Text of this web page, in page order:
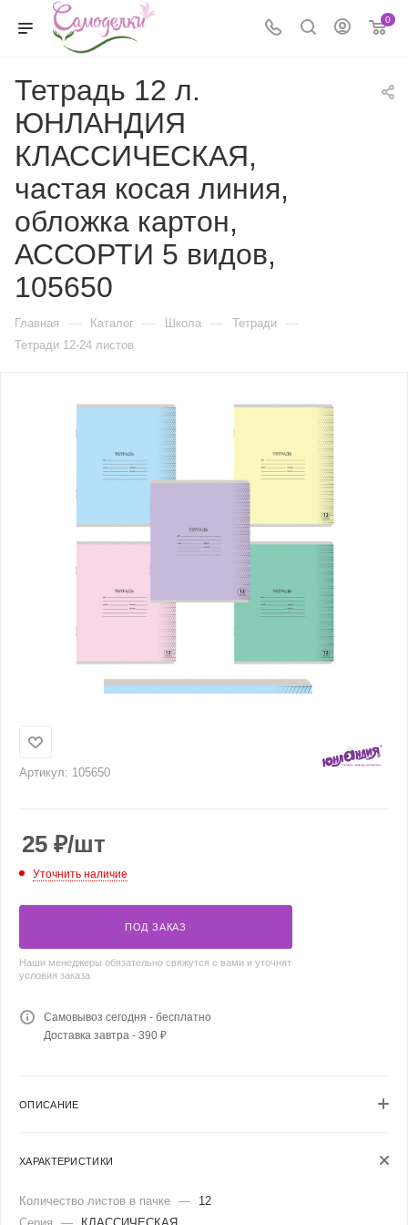
0
Тетрадь 12 л.
ЮНЛАНДИЯ
КЛАССИЧЕСКАЯ,
частая косая линия,
обложка картон,
АССОРТИ 5 видов,
105650
Главная — Каталог — Школа — Тетради —
Тетради 12-24 листов
Артикул: 105650
25 ₽/шт
Уточнить наличие
ПОД ЗАКАЗ
Наши менеджеры обязательно свяжутся с вами и уточнят
условия заказа
Самовывоз сегодня - бесплатно
Доставка завтра - 390 ₽
ОПИСАНИЕ
ХАРАКТЕРИСТИКИ
Количество листов в пачке —
12